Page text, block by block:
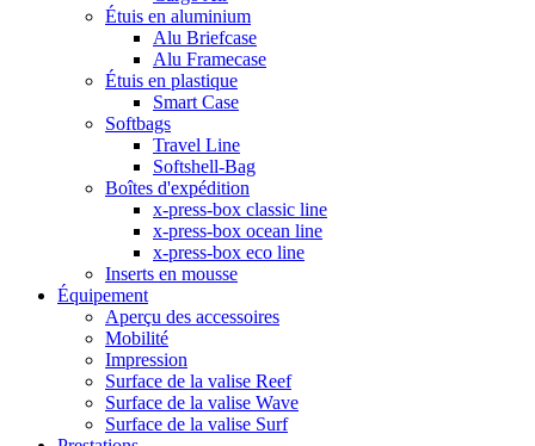
Étuis en aluminium
Alu Briefcase
Alu Framecase
Étuis en plastique
Smart Case
Softbags
Travel Line
Softshell-Bag
Boîtes d'expédition
x-press-box classic line
x-press-box ocean line
x-press-box eco line
Inserts en mousse
Équipement
Aperçu des accessoires
Mobilité
Impression
Surface de la valise Reef
Surface de la valise Wave
Surface de la valise Surf